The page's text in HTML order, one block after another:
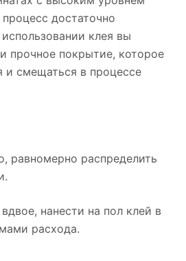
достаточно
клея вы
прочное покрытие, которое
и смещаться в процессе
равномерно распределить
нанести на пол клей в
расхода.